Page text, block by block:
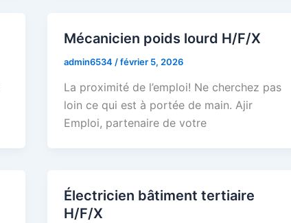
Mécanicien poids lourd H/F/X
admin6534 /février 5, 2026
La proximité de l’emploi! Ne cherchez pas
loin ce qui est à portée de main. Ajir
Emploi, partenaire de votre
Électricien bâtiment tertiaire
H/F/X